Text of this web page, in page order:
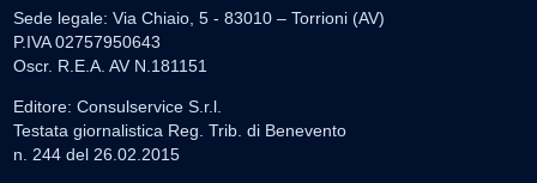
Sede legale: Via Chiaio, 5 - 83010 – Torrioni (AV)
P.IVA 02757950643
Oscr. R.E.A. AV N.181151
Editore: Consulservice S.r.l.
Testata giornalistica Reg. Trib. di Benevento
n. 244 del 26.02.2015